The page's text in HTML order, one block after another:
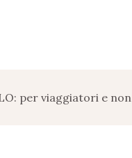
per viaggiatori e non